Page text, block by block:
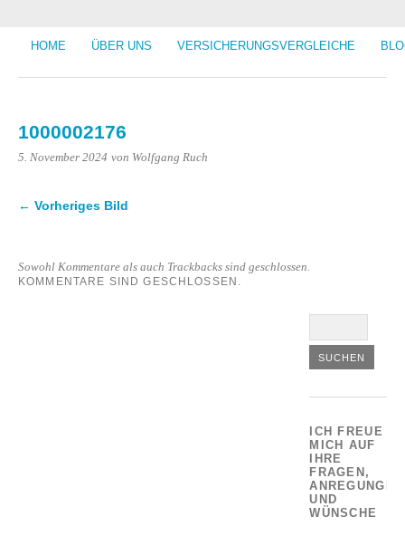
HOME ÜBER UNS VERSICHERUNGSVERGLEICHE
1000002176
5. November 2024 von Wolfgang Ruch
← Vorheriges Bild
Sowohl Kommentare als auch Trackbacks sind geschlossen.
KOMMENTARE SIND GESCHLOSSEN.
ICH FREUE
MICH AUF
IHRE
FRAGEN,
ANREGUNGEN
UND
WÜNSCHE